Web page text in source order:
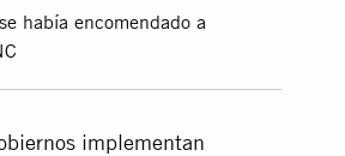
había encomendado a
implementan